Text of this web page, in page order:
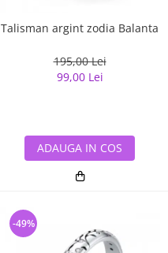
Talisman argint zodia Balanta
195,00 Lei
99,00 Lei
ADAUGA IN COS
-49%